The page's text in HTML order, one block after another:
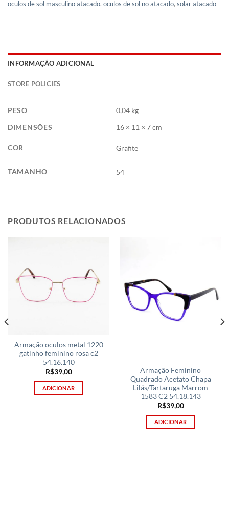
oculos de sol masculino atacado, oculos de sol no atacado, solar atacado
INFORMAÇÃO ADICIONAL
STORE POLICIES
PESO
0,04 kg
DIMENSÕES
16 × 11 × 7 cm
COR Grafite
TAMANHO 54
PRODUTOS RELACIONADOS
Armação oculos metal 1220
gatinho feminino rosa c2
54.16.140
R$39,00
ADICIONAR
Armação Feminino
Quadrado Acetato Chapa
Lilás/Tartaruga Marrom
1583 C2 54.18.143
R$39,00
ADICIONAR